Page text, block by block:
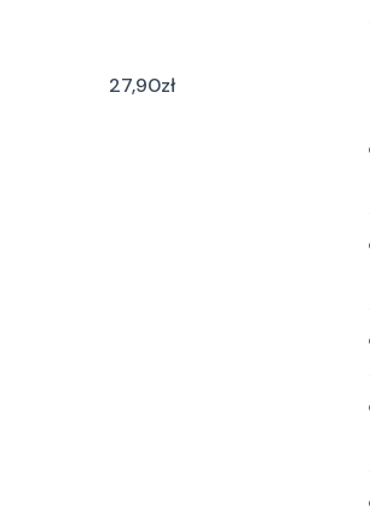
27,90zł